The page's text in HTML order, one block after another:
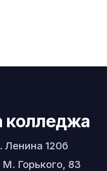
колледжа
Ленина 120б
Горького, 83